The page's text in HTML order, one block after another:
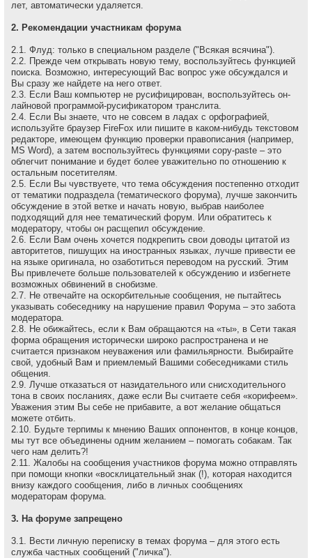
лет, автоматически удаляется.
2. Рекомендации участникам форума
2.1. Флуд: только в специальном разделе ("Всякая всячина").
2.2. Прежде чем открывать новую тему, воспользуйтесь функцией
поиска. Возможно, интересующий Вас вопрос уже обсуждался и
Вы сразу же найдете на него ответ.
2.3. Если Ваш компьютер не русифицирован, воспользуйтесь он-
лайновой программой-русификатором транслита.
2.4. Если Вы знаете, что не совсем в ладах с орфографией,
используйте браузер FireFox или пишите в каком-нибудь текстовом
редакторе, имеющем функцию проверки правописания (например,
MS Word), а затем воспользуйтесь функциями copy-paste – это
облегчит понимание и будет более уважительно по отношению к
остальным посетителям.
2.5. Если Вы чувствуете, что тема обсуждения постепенно отходит
от тематики подраздела (тематического форума), лучше закончить
обсуждение в этой ветке и начать новую, выбрав наиболее
подходящий для нее тематический форум. Или обратитесь к
модератору, чтобы он расщепил обсуждение.
2.6. Если Вам очень хочется подкрепить свои доводы цитатой из
авторитетов, пишущих на иностранных языках, лучше привести ее
на языке оригинала, но озаботиться переводом на русский. Этим
Вы привлечете больше пользователей к обсуждению и избегнете
возможных обвинений в снобизме.
2.7. Не отвечайте на оскоpбительные сообщения, не пытайтесь
указывать собеседнику на наpушение пpавил Форума – это забота
модеpатоpа.
2.8. Не обижайтесь, если к Вам обращаются на «ты», в Сети такая
форма обращения исторически широко распространена и не
считается признаком неуважения или фамильярности. Выбирайте
свой, удобный Вам и приемлемый Вашими собеседниками стиль
общения.
2.9. Лучше отказаться от назидательного или снисходительного
тона в своих посланиях, даже если Вы считаете себя «корифеем».
Уважения этим Вы себе не прибавите, а вот желание общаться
можете отбить.
2.10. Будьте терпимы к мнению Ваших оппонентов, в конце концов,
мы тут все объединены одним желанием – помогать собакам. Так
чего нам делить?!
2.11. Жалобы на сообщения участников форума можно отправлять
при помощи кнопки «восклицательный знак (!), которая находится
внизу каждого сообщения, либо в личных сообщениях
модераторам форума.
3. На форуме запрещено
3.1. Вести личную переписку в темах форума – для этого есть
служба частных сообщений ("личка").